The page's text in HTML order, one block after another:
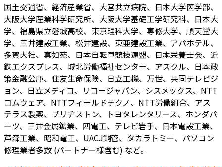
国土交通省、経済産業省、大宮共立病院、日本大学医学部、
大阪大学産業科学研究所、大阪大学基礎工学研究科、日本大
学、福島県立磐城高校、東京理科大学、専修大学、順天堂大
学、三井建設工業、松井建設、東亜建設工業、アパホテル、
多賀大社、真如苑、日本自転車競技連盟、日本栄養士会、近
鉄エクスプレス、城北労働福祉センター、アスクル、日本政
策金融公庫、住友生命保険、日立工機、万世、共同テレビジ
ョン、日立メディコ、リコージャパン、シスメックス、NTT
コムウェア、NTTフィールドテクノ、NTT労働組合、アス
テラス製薬、ブリヂストン、トヨタレンタリース、ホンダパ
ーツ、三井金属鉱業、四電工、テレビ岩手、日本電設工業、
芦森工業、昭和電工、UACJ銅管、タカラトミー、パソコン
修理業者多数 (パートナー様含む) など。